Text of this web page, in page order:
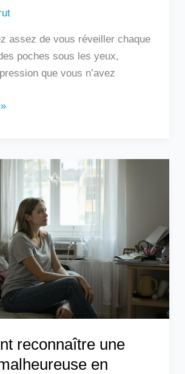
assez de vous réveiller chaque
poches sous les yeux,
que vous n’avez
reconnaître une
en